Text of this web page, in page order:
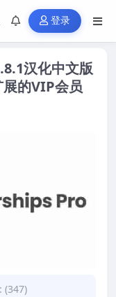
登录
汉化中文版
展的VIP会员
(347)